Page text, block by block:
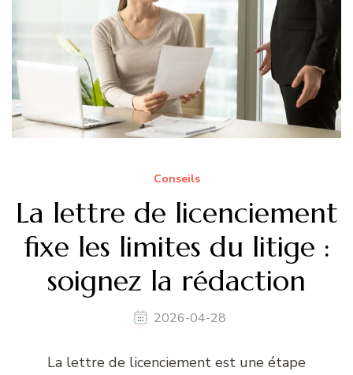
Conseils
La lettre de licenciement
fixe les limites du litige :
soignez la rédaction
2026-04-28
La lettre de licenciement est une étape